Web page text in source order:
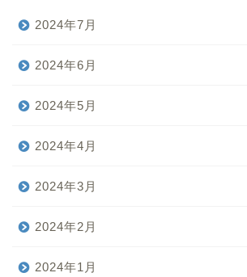
2024年7月
2024年6月
2024年5月
2024年4月
2024年3月
2024年2月
2024年1月